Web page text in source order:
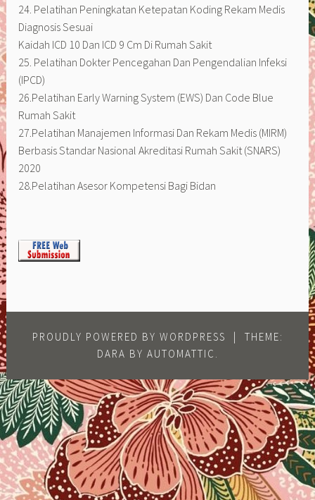
24. Pelatihan Peningkatan Ketepatan Koding Rekam Medis
Diagnosis Sesuai
Kaidah ICD 10 Dan ICD 9 Cm Di Rumah Sakit
25. Pelatihan Dokter Pencegahan Dan Pengendalian Infeksi
(IPCD)
26.Pelatihan Early Warning System (EWS) Dan Code Blue
Rumah Sakit
27.Pelatihan Manajemen Informasi Dan Rekam Medis (MIRM)
Berbasis Standar Nasional Akreditasi Rumah Sakit (SNARS)
2020
28.Pelatihan Asesor Kompetensi Bagi Bidan
PROUDLY POWERED BY WORDPRESS |
THEME:
DARA BY AUTOMATTIC